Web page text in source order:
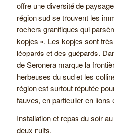
offre une diversité de
région sud se trouvent les
rochers granitiques qui
kopjes ». Les kopjes sont
léopards et des guépards.
de Seronera marque la
herbeuses du sud et les
région est surtout réputée
fauves, en particulier en lions
Installation et repas du soir au
deux nuits.